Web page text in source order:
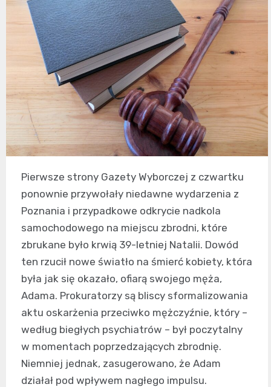
Pierwsze strony Gazety Wyborczej z czwartku
ponownie przywołały niedawne wydarzenia z
Poznania i przypadkowe odkrycie nadkola
samochodowego na miejscu zbrodni, które
zbrukane było krwią 39-letniej Natalii. Dowód
ten rzucił nowe światło na śmierć kobiety, która
była jak się okazało, ofiarą swojego męża,
Adama. Prokuratorzy są bliscy sformalizowania
aktu oskarżenia przeciwko mężczyźnie, który –
według biegłych psychiatrów – był poczytalny
w momentach poprzedzających zbrodnię.
Niemniej jednak, zasugerowano, że Adam
działał pod wpływem nagłego impulsu.